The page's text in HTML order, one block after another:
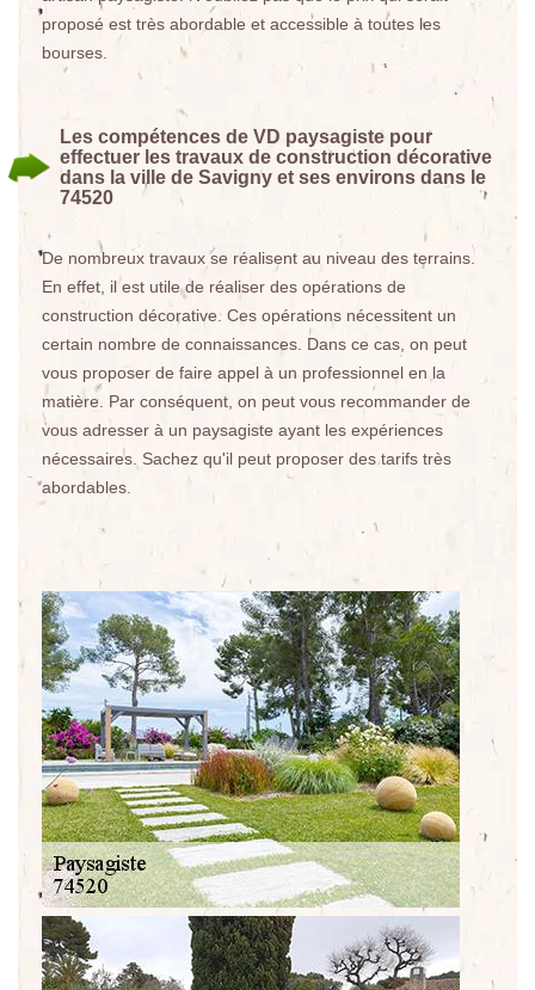
proposé est très abordable et accessible à toutes les
bourses.
Les compétences de VD paysagiste pour
effectuer les travaux de construction décorative
dans la ville de Savigny et ses environs dans le
74520
De nombreux travaux se réalisent au niveau des terrains.
En effet, il est utile de réaliser des opérations de
construction décorative. Ces opérations nécessitent un
certain nombre de connaissances. Dans ce cas, on peut
vous proposer de faire appel à un professionnel en la
matière. Par conséquent, on peut vous recommander de
vous adresser à un paysagiste ayant les expériences
nécessaires. Sachez qu'il peut proposer des tarifs très
abordables.